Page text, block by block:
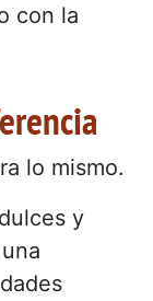
con la
lo mismo.
y